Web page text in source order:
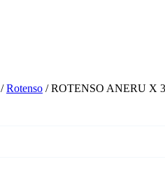
/Rotenso / ROTENSO ANERU X